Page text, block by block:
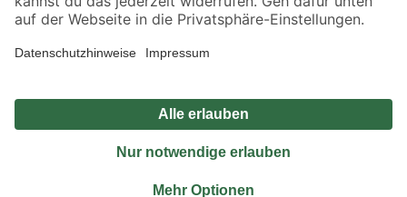
Alle Preisangaben in EUR inkl. gesetzl. MwSt.. Die dargestellten Angebote sind unter
Umständen nicht in allen Märkten verfügbar. Die angegebenen Verfügbarkeiten beziehen
Produkte nur solange der Vorrat reicht.
*Paketversand ab 59 € versandkostenfrei, gilt nicht für Artikel mit Speditionsversand, hier
Privatsphäre Impressum
Nutzungsbedingungen
Widerrufsrecht
Vertrag widerrufen
© 2026 toom Baumarkt GmbH